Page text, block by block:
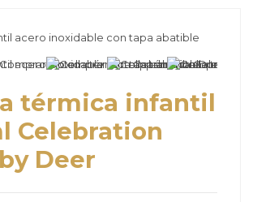
térmica infantil
Celebration
Deer